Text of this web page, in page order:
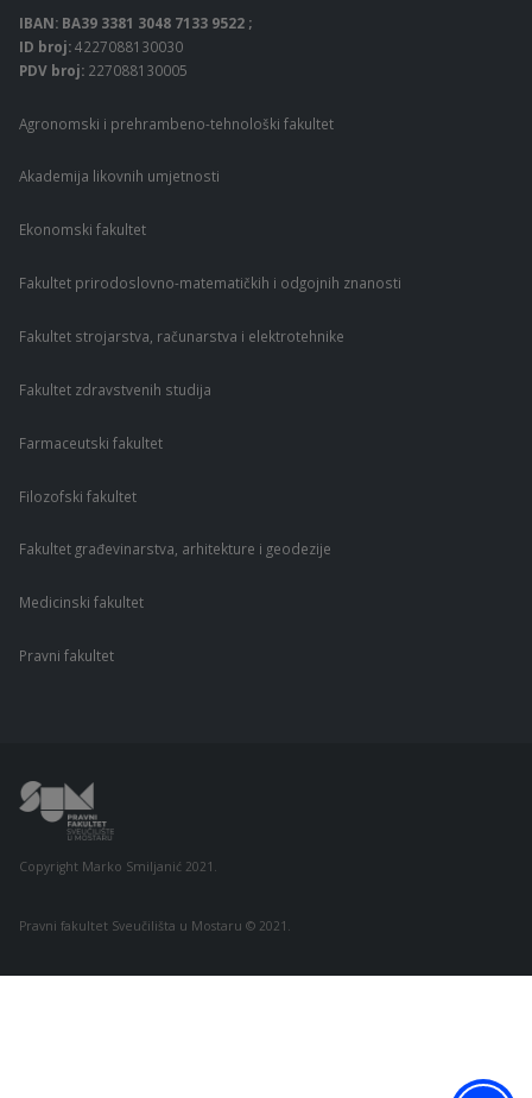
IBAN: BA39 3381 3048 7133 9522 ;
ID broj:4227088130030
PDV broj: 227088130005
Agronomski i prehrambeno-tehnološki fakultet
Akademija likovnih umjetnosti
Ekonomski fakultet
Fakultet prirodoslovno-matematičkih i odgojnih znanosti
Fakultet strojarstva, računarstva i elektrotehnike
Fakultet zdravstvenih studija
Farmaceutski fakultet
Filozofski fakultet
Fakultet građevinarstva, arhitekture i geodezije
Medicinski fakultet
Pravni fakultet
Copyright Marko Smiljanić 2021.
Pravni fakultet Sveučilišta u Mostaru © 2021.